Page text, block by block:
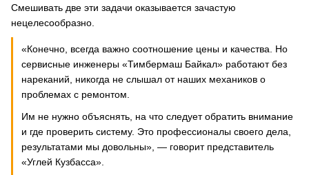
Смешивать две эти задачи оказывается зачастую
нецелесообразно.
«Конечно, всегда важно соотношение цены и качества. Но
сервисные инженеры «Тимбермаш Байкал» работают без
нареканий, никогда не слышал от наших механиков о
проблемах с ремонтом.
Им не нужно объяснять, на что следует обратить внимание
и где проверить систему. Это профессионалы своего дела,
результатами мы довольны», — говорит представитель
«Углей Кузбасса».